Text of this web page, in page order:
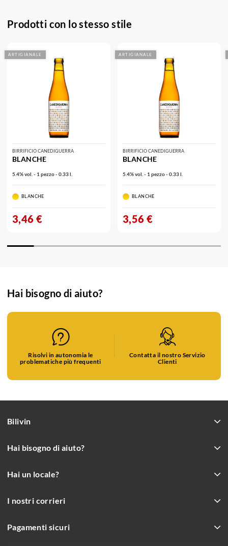
Prodotti con lo stesso stile
ARTIGIANALE
BIRRIFICIO CANEDIGUERRA
BLANCHE
5.4% vol. - 1 pezzo - 0.33 l.
BLANCHE
3,46 €
ARTIGIANALE
BIRRIFICIO CANEDIGUERRA
BLANCHE
5.4% vol. - 1 pezzo - 0.33 l.
BLANCHE
3,56 €
Hai bisogno di aiuto?
Risolvi in autonomia le
problematiche più frequenti
Contatta il nostro Servizio
Clienti
Bilivin
Hai bisogno di aiuto?
Hai un locale?
I nostri corrieri
Pagamenti sicuri